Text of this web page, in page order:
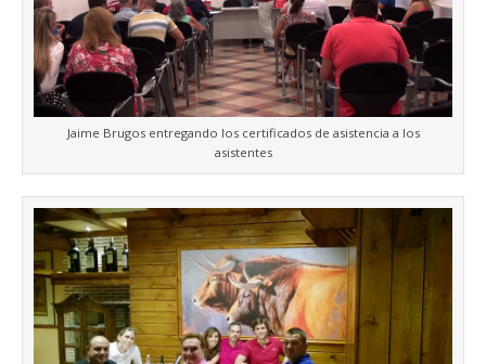
Jaime Brugos entregando los certificados de asistencia a los
asistentes